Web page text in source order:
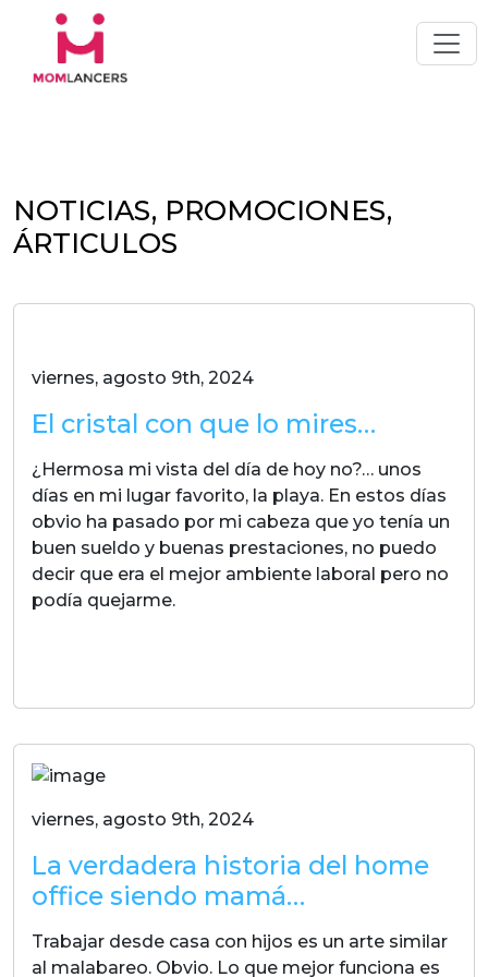
NOTICIAS, PROMOCIONES,
ÁRTICULOS
viernes, agosto 9th, 2024
El cristal con que lo mires…
¿Hermosa mi vista del día de hoy no?… unos
días en mi lugar favorito, la playa. En estos días
obvio ha pasado por mi cabeza que yo tenía un
buen sueldo y buenas prestaciones, no puedo
decir que era el mejor ambiente laboral pero no
podía quejarme.
viernes, agosto 9th, 2024
La verdadera historia del home
office siendo mamá…
Trabajar desde casa con hijos es un arte similar
al malabareo. Obvio. Lo que mejor funciona es